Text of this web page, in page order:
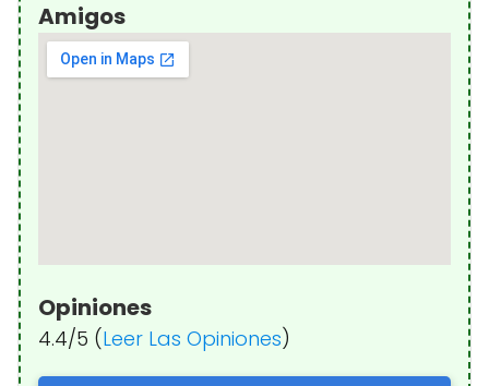
Amigos
Opiniones
4.4/5 (Leer Las Opiniones)